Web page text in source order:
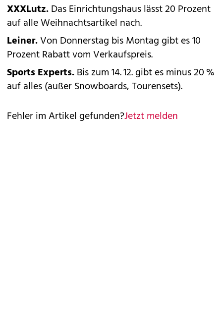
XXXLutz.Das Einrichtungshaus lässt 20 Prozent
auf alle Weihnachtsartikel nach.
Leiner.Von Donnerstag bis Montag gibt es 10
Prozent Rabatt vom Verkaufspreis.
Sports Experts.Bis zum 14. 12. gibt es minus 20 %
auf alles (außer Snowboards, Tourensets).
Fehler im Artikel gefunden?Jetzt melden